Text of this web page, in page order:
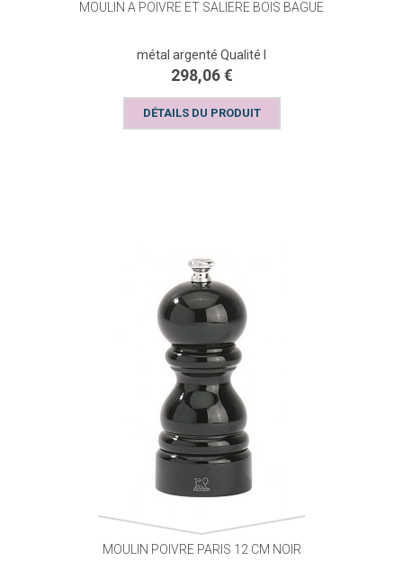
MOULIN A POIVRE ET SALIERE BOIS BAGUE
métal argenté Qualité I
298,06 €
DÉTAILS DU PRODUIT
MOULIN POIVRE PARIS 12 CM NOIR